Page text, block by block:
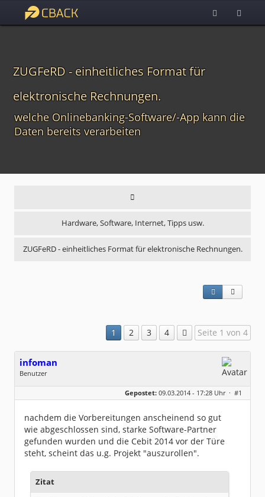
ZUGFeRD - einheitliches Format für
elektronische Rechnungen.
welche Onlinebanking-Software/-App kann die
Daten bereits verarbeiten
Hardware, Software, Internet, Tipps usw.
ZUGFeRD - einheitliches Format für elektronische Rechnungen.
1 2 3 4 Seite 1 von 4
infoman
Benutzer
Geschlecht:
Dabei seit:
06 / 2008
Gepostet: 09.03.2014 - 17:28 Uhr · #1
nachdem die Vorbereitungen anscheinend so gut
wie abgeschlossen sind, starke Software-Partner
gefunden wurden und die Cebit 2014 vor der Türe
steht, scheint das u.g. Projekt "auszurollen".
Zitat